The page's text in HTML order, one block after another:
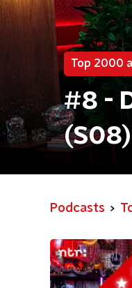
Top 2000
#8 -
(S08)
Podcasts